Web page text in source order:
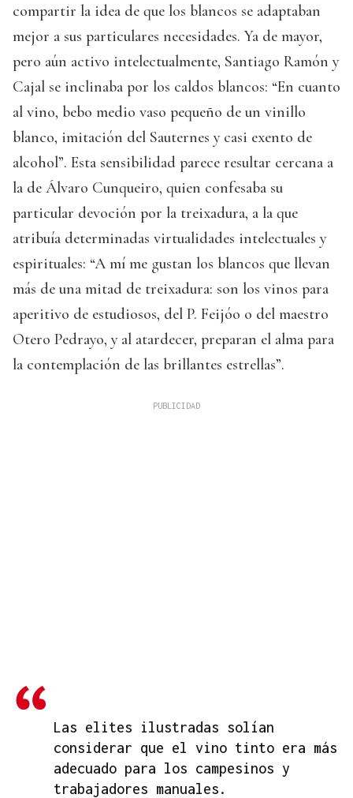
compartir la idea de que los blancos se adaptaban
mejor a sus particulares necesidades. Ya de mayor,
pero aún activo intelectualmente, Santiago Ramón y
Cajal se inclinaba por los caldos blancos: “En cuanto
al vino, bebo medio vaso pequeño de un vinillo
blanco, imitación del Sauternes y casi exento de
alcohol”. Esta sensibilidad parece resultar cercana a
la de Álvaro Cunqueiro, quien confesaba su
particular devoción por la treixadura, a la que
atribuía determinadas virtualidades intelectuales y
espirituales: “A mí me gustan los blancos que llevan
más de una mitad de treixadura: son los vinos para
aperitivo de estudiosos, del P. Feijóo o del maestro
Otero Pedrayo, y al atardecer, preparan el alma para
la contemplación de las brillantes estrellas”.
Las elites ilustradas solían
considerar que el vino tinto era más
adecuado para los campesinos y
trabajadores manuales.